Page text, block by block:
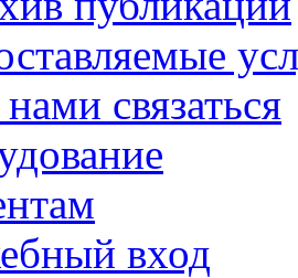
связаться
вход